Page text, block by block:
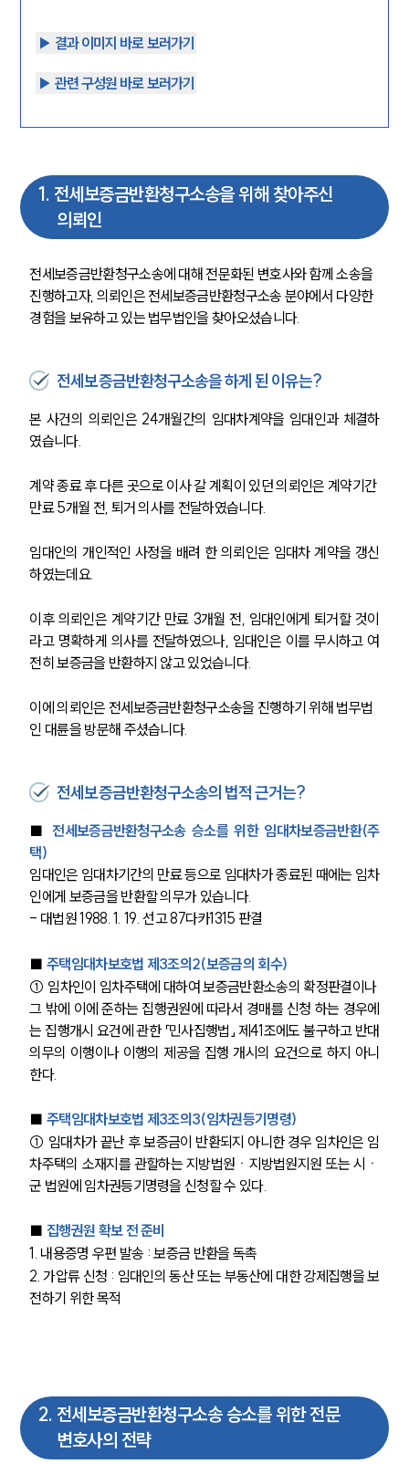
▶︎ 결과 이미지 바로 보러가기
▶︎ 관련 구성원 바로 보러가기
1. 전세보증금반환청구소송을 위해 찾아주신
의뢰인
전세보증금반환청구소송에 대해 전문화된 변호사와 함께 소송을
진행하고자, 의뢰인은 전세보증금반환청구소송 분야에서 다양한
경험을 보유하고 있는 법무법인을 찾아오셨습니다.
전세보증금반환청구소송을 하게 된 이유는?
본 사건의 의뢰인은 24개월간의 임대차계약을 임대인과 체결하
였습니다.
계약 종료 후 다른 곳으로 이사 갈 계획이 있던 의뢰인은 계약기간
만료 5개월 전, 퇴거 의사를 전달하였습니다.
임대인의 개인적인 사정을 배려 한 의뢰인은 임대차 계약을 갱신
하였는데요.
이후 의뢰인은 계약기간 만료 3개월 전, 임대인에게 퇴거할 것이
라고 명확하게 의사를 전달하였으나, 임대인은 이를 무시하고 여
전히 보증금을 반환하지 않고 있었습니다.
이에 의뢰인은 전세보증금반환청구소송을 진행하기 위해 법무법
인 대륜을 방문해 주셨습니다.
전세보증금반환청구소송의 법적 근거는?
■ 전세보증금반환청구소송 승소를 위한 임대차보증금반환(주
택)
임대인은 임대차기간의 만료 등으로 임대차가 종료된 때에는 임차
인에게 보증금을 반환할 의무가 있습니다.
- 대법원 1988. 1. 19. 선고 87다카1315 판결
■ 주택임대차보호법 제3조의2(보증금의 회수)
① 임차인이 임차주택에 대하여 보증금반환소송의 확정판결이나
그 밖에 이에 준하는 집행권원에 따라서 경매를 신청 하는 경우에
는 집행개시 요건에 관한 「민사집행법」 제41조에도 불구하고 반대
의무의 이행이나 이행의 제공을 집행 개시의 요건으로 하지 아니
한다.
■ 주택임대차보호법 제3조의3(임차권등기명령)
① 임대차가 끝난 후 보증금이 반환되지 아니한 경우 임차인은 임
차주택의 소재지를 관할하는 지방법원ㆍ지방법원지원 또는 시ㆍ
군 법원에 임차권등기명령을 신청할 수 있다.
■ 집행권원 확보 전 준비
1. 내용증명 우편 발송 : 보증금 반환을 독촉
2. 가압류 신청 : 임대인의 동산 또는 부동산에 대한 강제집행을 보
전하기 위한 목적
2. 전세보증금반환청구소송 승소를 위한 전문
변호사의 전략